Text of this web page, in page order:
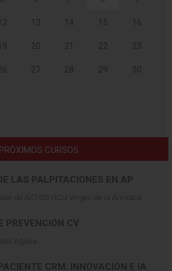
13 14 15 16
20 21 22 23
27 28 29 30
PRÓXIMOS CURSOS
LAS PALPITACIONES EN AP
de ACTOS HCU Virgen de la Arrixaca
PREVENCIÓN CV
Agalia
CRM: INNOVACIÓN E IA